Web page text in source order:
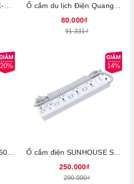
80.000₫
91.331₫
20% 14%
250.000₫
290.000₫